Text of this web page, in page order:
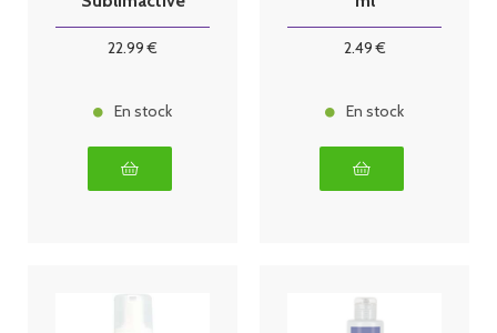
22.99 €
En stock
2.49€
En stock